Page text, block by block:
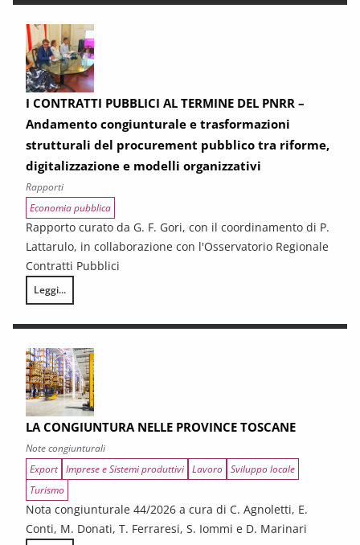
I CONTRATTI PUBBLICI AL TERMINE DEL PNRR –
Andamento congiunturale e trasformazioni
strutturali del procurement pubblico tra riforme,
digitalizzazione e modelli organizzativi
Rapporti
Economia pubblica
Rapporto curato da G. F. Gori, con il coordinamento di P.
Lattarulo, in collaborazione con l'Osservatorio Regionale
Contratti Pubblici
Leggi...
I CONTRATTI PUBBLICI AL TERMINE DEL PNRR – Andamento
LA CONGIUNTURA NELLE PROVINCE TOSCANE
Note congiunturali
Export Imprese e Sistemi produttivi Lavoro Sviluppo locale
Turismo
Nota congiunturale 44/2026 a cura di C. Agnoletti, E.
Conti, M. Donati, T. Ferraresi, S. Iommi e D. Marinari